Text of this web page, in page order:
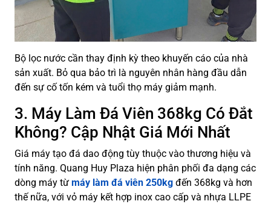
Bộ lọc nước cần thay định kỳ theo khuyến cáo của nhà
sản xuất. Bỏ qua bảo trì là nguyên nhân hàng đầu dẫn
đến sự cố tốn kém và tuổi thọ máy giảm mạnh.
3. Máy Làm Đá Viên 368kg Có Đắt
Không? Cập Nhật Giá Mới Nhất
Giá máy tạo đá dao động tùy thuộc vào thương hiệu và
tính năng. Quang Huy Plaza hiện phân phối đa dạng các
dòng máy từ máy làm đá viên 250kg đến 368kg và hơn
thế nữa, với vỏ máy kết hợp inox cao cấp và nhựa LLPE